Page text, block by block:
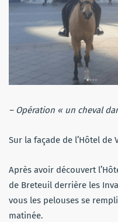
– Opération « un cheval
Sur la façade de l’Hôtel de
Après avoir découvert
de Breteuil derrière les
vous les pelouses se
matinée.